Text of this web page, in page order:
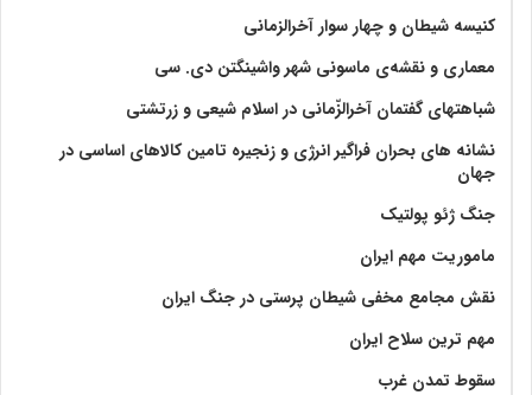
کنیسه شیطان و چهار سوار آخرالزمانی
معماری و نقشه‌ی ماسونی شهر واشينگتن دی. سی
شباهتهای گفتمان آخر‌الزّمانی در اسلام شیعی و زرتشتی
نشانه های بحران فراگیر انرژی و زنجیره تامین کالاهای اساسی در
جهان
جنگ ژئو پولتیک
ماموریت مهم ایران
نقش مجامع مخفی شیطان پرستی در جنگ ایران
مهم ترین سلاح ایران
سقوط تمدن غرب